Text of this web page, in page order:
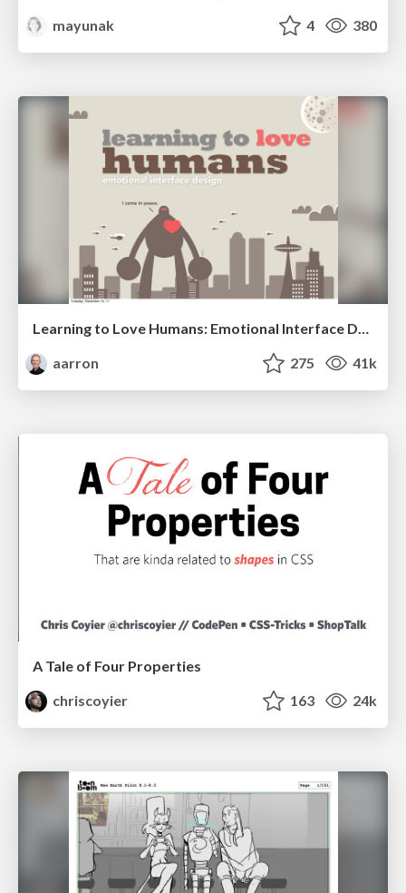
mayunak
4 380
Learning to Love Humans: Emotional Interface Design
aarron
275 41k
A Tale of Four Properties
chriscoyier
163 24k